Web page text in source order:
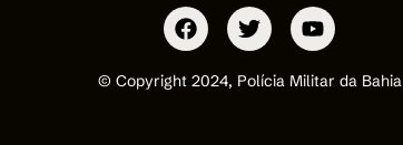
© Copyright 2024, Polícia Militar da Bahia